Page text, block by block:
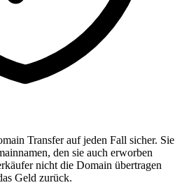
Transfer auf jeden Fall sicher. Sie
den sie auch erworben
nicht die Domain übertragen
Geld zurück.